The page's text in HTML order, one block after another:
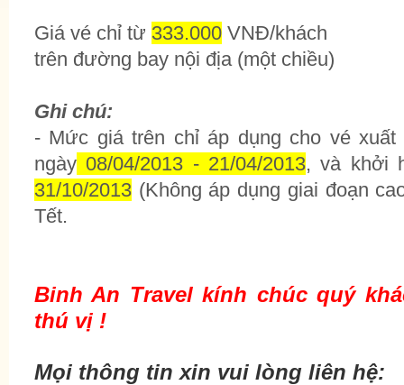
Giá vé chỉ từ 333.000 VNĐ/khách
trên đường bay nội địa (một chiều)
Ghi chú:
- Mức giá trên chỉ áp dụng cho vé
ngày 08/04/2013 - 21/04/2013, và khởi
31/10/2013 (Không áp dụng giai đoạn
Tết.
Binh An Travel kính chúc quý
thú vị !
Mọi thông tin xin vui lòng liên hệ: